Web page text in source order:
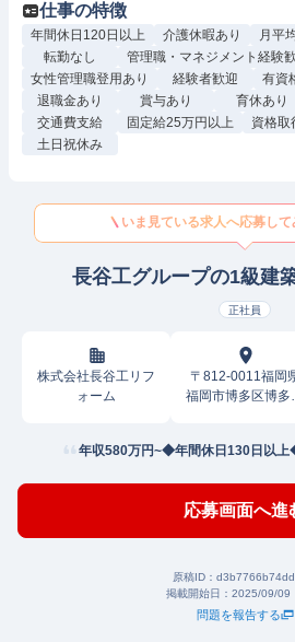
仕事の特徴
年間休日120日以上 介護休暇あり
月平
転勤なし
管理職・マネジメント経験
女性管理職登用あり
経験者歓迎 有資
退職金あり
賞与あり 育休あり
交通費支給
固定給25万円以上 資格取
土日祝休み
いま見ている求人へ応募して
長谷工グループの1級建
正社員
株式会社長谷工リフ
ォーム
〒812-0011福岡
福岡市博多区博多
年収580万円~◆年間休日130日以上
応募画面へ進
原稿ID：
掲載開始日： 2025/09/09
問題を報告する